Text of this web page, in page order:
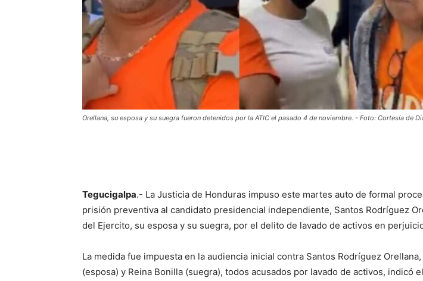
Orellana, su esposa y su suegra fueron detenidos por la ATIC el pasado 4 de noviembre. - Foto: Cortesía de
Tegucigalpa.- La Justicia de Honduras impuso este martes auto de formal
prisión preventiva al candidato presidencial independiente, Santos Rodríguez
del Ejercito, su esposa y su suegra, por el delito de lavado de activos en
La medida fue impuesta en la audiencia inicial contra Santos Rodríguez
(esposa) y Reina Bonilla (suegra), todos acusados por lavado de activos, indicó